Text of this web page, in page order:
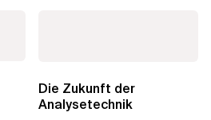
Die Zukunft der
Analysetechnik